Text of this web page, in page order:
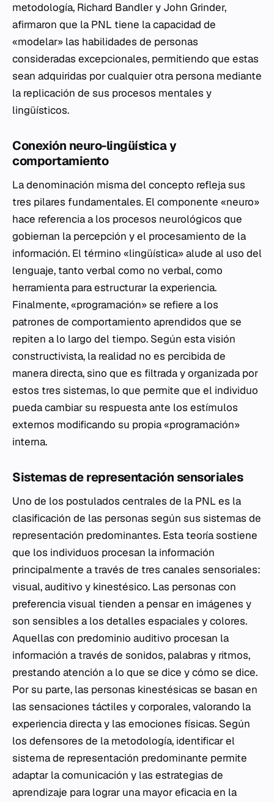
metodología, Richard Bandler y John Grinder,
afirmaron que la PNL tiene la capacidad de
«modelar» las habilidades de personas
consideradas excepcionales, permitiendo que estas
sean adquiridas por cualquier otra persona mediante
la replicación de sus procesos mentales y
lingüísticos.
Conexión neuro-lingüística y
comportamiento
La denominación misma del concepto refleja sus
tres pilares fundamentales. El componente «neuro»
hace referencia a los procesos neurológicos que
gobiernan la percepción y el procesamiento de la
información. El término «lingüística» alude al uso del
lenguaje, tanto verbal como no verbal, como
herramienta para estructurar la experiencia.
Finalmente, «programación» se refiere a los
patrones de comportamiento aprendidos que se
repiten a lo largo del tiempo. Según esta visión
constructivista, la realidad no es percibida de
manera directa, sino que es filtrada y organizada por
estos tres sistemas, lo que permite que el individuo
pueda cambiar su respuesta ante los estímulos
externos modificando su propia «programación»
interna.
Sistemas de representación sensoriales
Uno de los postulados centrales de la PNL es la
clasificación de las personas según sus sistemas de
representación predominantes. Esta teoría sostiene
que los individuos procesan la información
principalmente a través de tres canales sensoriales:
visual, auditivo y kinestésico. Las personas con
preferencia visual tienden a pensar en imágenes y
son sensibles a los detalles espaciales y colores.
Aquellas con predominio auditivo procesan la
información a través de sonidos, palabras y ritmos,
prestando atención a lo que se dice y cómo se dice.
Por su parte, las personas kinestésicas se basan en
las sensaciones táctiles y corporales, valorando la
experiencia directa y las emociones físicas. Según
los defensores de la metodología, identificar el
sistema de representación predominante permite
adaptar la comunicación y las estrategias de
aprendizaje para lograr una mayor eficacia en la